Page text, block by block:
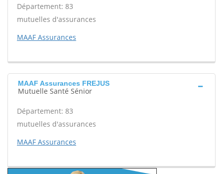
Département: 83
mutuelles d'assurances
MAAF Assurances
MAAF Assurances FREJUS
Mutuelle Santé Sénior
Département: 83
mutuelles d'assurances
MAAF Assurances